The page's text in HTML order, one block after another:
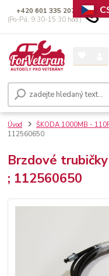
+420 601 335 207
(Po-Pá, 9:30-15:30 hod.)
Úvod ŠKODA 1000MB -
112560650
Brzdové
; 112560650